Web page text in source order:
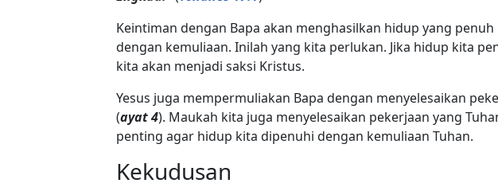
Keintiman dengan Bapa akan menghasilkan hidup yang penuh
dengan kemuliaan. Inilah yang kita perlukan. Jika hidup kita
kita akan menjadi saksi Kristus.
Yesus juga mempermuliakan Bapa dengan menyelesaikan
(ayat 4). Maukah kita juga menyelesaikan pekerjaan yang
penting agar hidup kita dipenuhi dengan kemuliaan Tuhan.
Kekudusan